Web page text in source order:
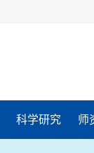
科学研究 师